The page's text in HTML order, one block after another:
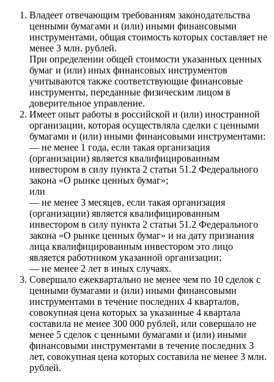
Владеет отвечающим требованиям законодательства
ценными бумагами и (или) иными финансовыми
инструментами, общая стоимость которых составляет не
менее 3 млн. рублей.
При определении общей стоимости указанных ценных
бумаг и (или) иных финансовых инструментов
учитываются также соответствующие финансовые
инструменты, переданные физическим лицом в
доверительное управление.
Имеет опыт работы в российской и (или) иностранной
организации, которая осуществляла сделки с ценными
бумагами и (или) иными финансовыми инструментами:
— не менее 1 года, если такая организация
(организации) является квалифицированным
инвестором в силу пункта 2 статьи 51.2 Федерального
закона «О рынке ценных бумаг»;
или
— не менее 3 месяцев, если такая организация
(организации) является квалифицированным
инвестором в силу пункта 2 статьи 51.2 Федерального
закона «О рынке ценных бумаг» и на дату признания
лица квалифицированным инвестором это лицо
является работником указанной организации;
— не менее 2 лет в иных случаях.
Совершало ежеквартально не менее чем по 10 сделок с
ценными бумагами и (или) иными финансовыми
инструментами в течение последних 4 кварталов,
совокупная цена которых за указанные 4 квартала
составила не менее 300 000 рублей, или совершало не
менее 5 сделок с ценными бумагами и (или) иными
финансовыми инструментами в течение последних 3
лет, совокупная цена которых составила не менее 3 млн.
рублей.